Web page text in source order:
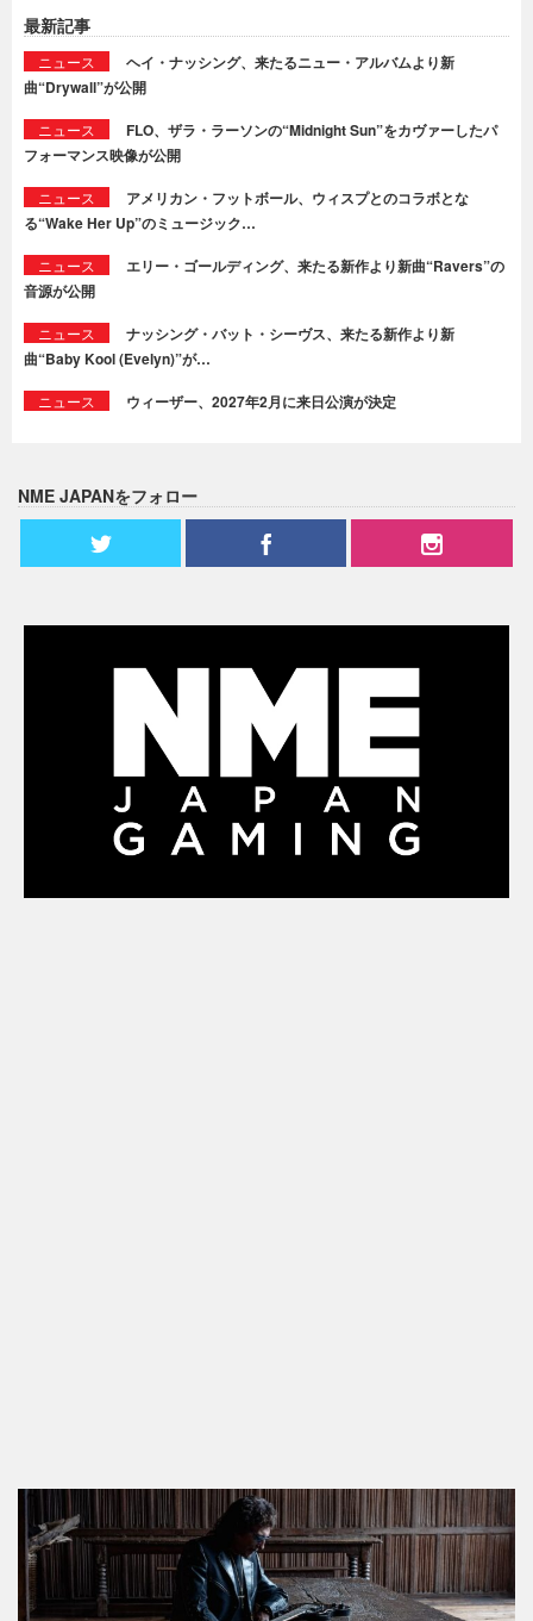
最新記事
ニュース
ヘイ・ナッシング、来たるニュー・アルバムより新
曲“Drywall”が公開
ニュース
FLO、ザラ・ラーソンの“Midnight Sun”をカヴァーしたパ
フォーマンス映像が公開
ニュース
アメリカン・フットボール、ウィスプとのコラボとな
る“Wake Her Up”のミュージック…
ニュース
エリー・ゴールディング、来たる新作より新曲“Ravers”の
音源が公開
ニュース
ナッシング・バット・シーヴス、来たる新作より新
曲“Baby Kool (Evelyn)”が…
ニュース ウィーザー、2027年2月に来日公演が決定
NME JAPANをフォロー